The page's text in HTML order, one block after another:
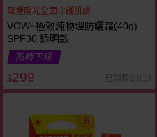
無懼陽光全面守護肌膚
VOW~極效純物理防曬霜(40g)
SPF30 透明款
限時下殺
$299 已銷售2,813